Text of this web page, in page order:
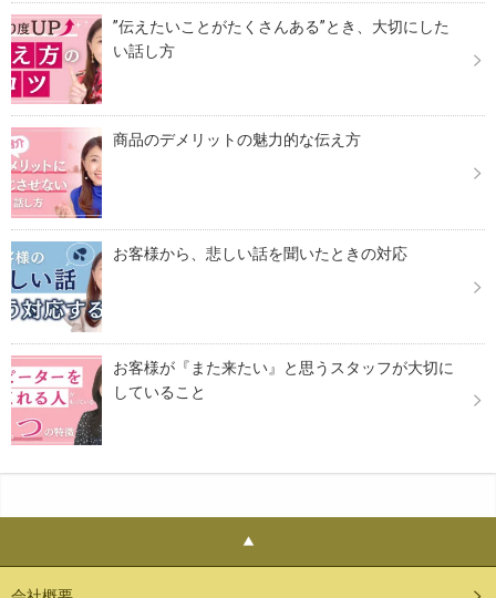
”伝えたいことがたくさんある”とき、大切にした
い話し方
商品のデメリットの魅力的な伝え方
お客様から、悲しい話を聞いたときの対応
お客様が『また来たい』と思うスタッフが大切に
していること